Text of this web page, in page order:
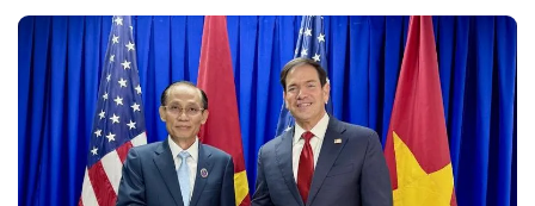
với Bộ Công an… là những chính sách mới có
hiệu lực từ tháng 8/2026.